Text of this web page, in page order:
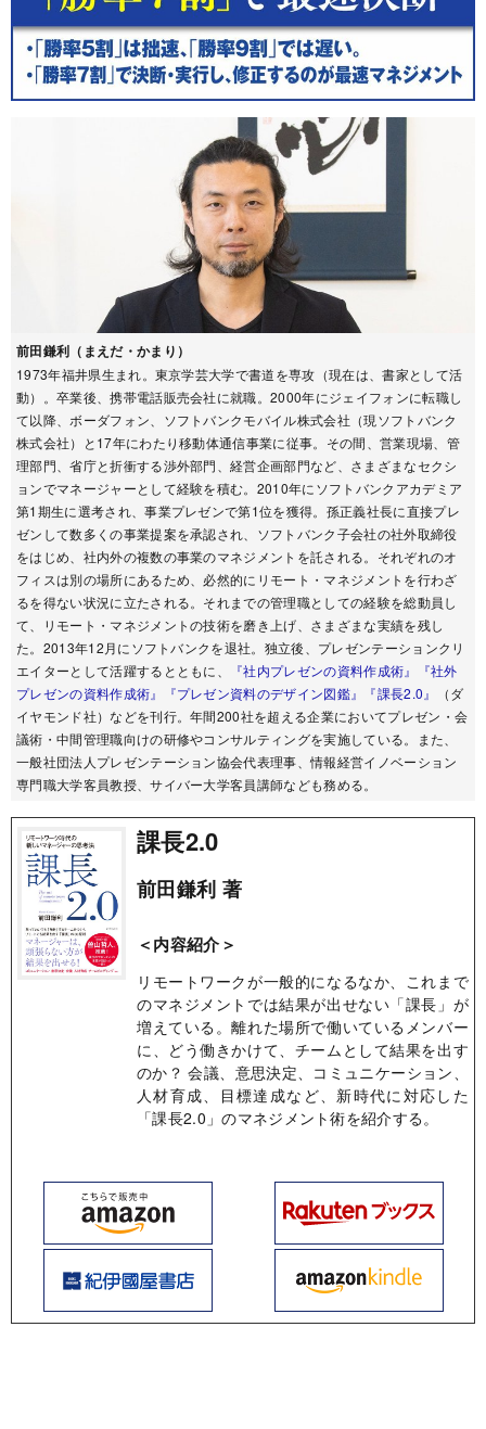
前田鎌利（まえだ・かまり）
1973年福井県生まれ。東京学芸大学で書道を専攻（現在は、書家として活
動）。卒業後、携帯電話販売会社に就職。2000年にジェイフォンに転職し
て以降、ボーダフォン、ソフトバンクモバイル株式会社（現ソフトバンク
株式会社）と17年にわたり移動体通信事業に従事。その間、営業現場、管
理部門、省庁と折衝する渉外部門、経営企画部門など、さまざまなセクシ
ョンでマネージャーとして経験を積む。2010年にソフトバンクアカデミア
第1期生に選考され、事業プレゼンで第1位を獲得。孫正義社長に直接プレ
ゼンして数多くの事業提案を承認され、ソフトバンク子会社の社外取締役
をはじめ、社内外の複数の事業のマネジメントを託される。それぞれのオ
フィスは別の場所にあるため、必然的にリモート・マネジメントを行わざ
るを得ない状況に立たされる。それまでの管理職としての経験を総動員し
て、リモート・マネジメントの技術を磨き上げ、さまざまな実績を残し
た。2013年12月にソフトバンクを退社。独立後、プレゼンテーションクリ
エイターとして活躍するとともに、
『社内プレゼンの資料作成術』
『社外
プレゼンの資料作成術』
『プレゼン資料のデザイン図鑑』 『課長2.0』
（ダ
イヤモンド社）などを刊行。年間200社を超える企業においてプレゼン・会
議術・中間管理職向けの研修やコンサルティングを実施している。また、
一般社団法人プレゼンテーション協会代表理事、情報経営イノベーション
専門職大学客員教授、サイバー大学客員講師なども務める。
課長2.0
前田鎌利 著
＜内容紹介＞
リモートワークが一般的になるなか、これまで
のマネジメントでは結果が出せない「課長」が
増えている。離れた場所で働いているメンバー
に、どう働きかけて、チームとして結果を出す
のか？ 会議、意思決定、コミュニケーション、
人材育成、目標達成など、新時代に対応した
「課長2.0」のマネジメント術を紹介する。